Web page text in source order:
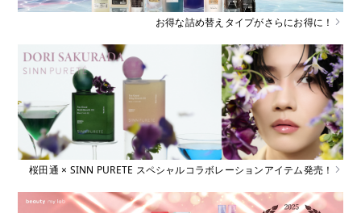
お得な詰め替えタイプがさらにお得に！
桜田通 × SINN PURETE スペシャルコラボレーションアイテム発売！